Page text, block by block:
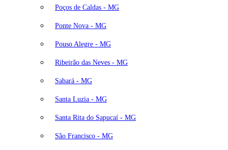
Poços de Caldas - MG
Ponte Nova - MG
Pouso Alegre - MG
Ribeirão das Neves - MG
Sabará - MG
Santa Luzia - MG
Santa Rita do Sapucaí - MG
São Francisco - MG